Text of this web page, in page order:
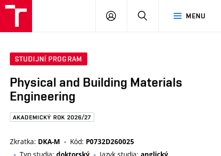
Brno
MENU
PŘIHLÁSIT
STUDIJNÍ PROGRAM
Physical and Building Materials
Engineering
AKADEMICKÝ ROK 2026/27
Zkratka: DKA-M Kód: P0732D260025
Typ studia: Jazyk studia: